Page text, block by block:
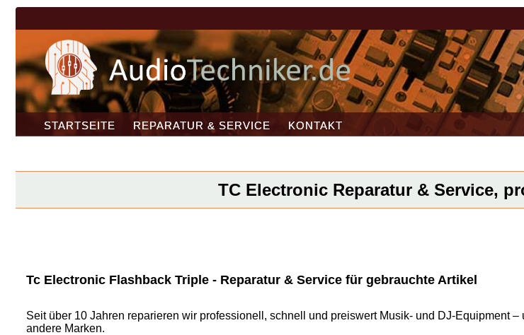
STARTSEITE REPARATUR & SERVICE KONTAKT
TC Electronic Reparatur & Service,
Tc Electronic Flashback Triple - Reparatur & Service für gebrauchte Artikel
Seit über 10 Jahren reparieren wir professionell, schnell und preiswert Musik- und DJ-Equipment
andere Marken.